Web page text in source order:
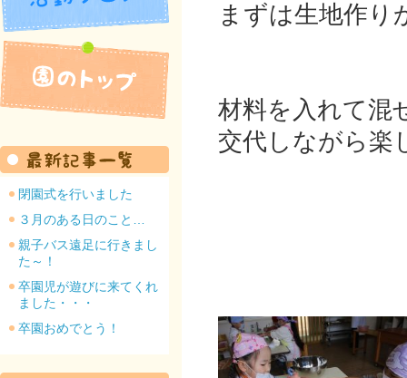
まずは生地作り
材料を入れて混
交代しながら
園の紹介
スケジュール
活動ブログ
園のトップ
閉園式を行いました
３月のある日のこと…
親子バス遠足に行きまし
た～！
卒園児が遊びに来てくれ
ました・・・
卒園おめでとう！